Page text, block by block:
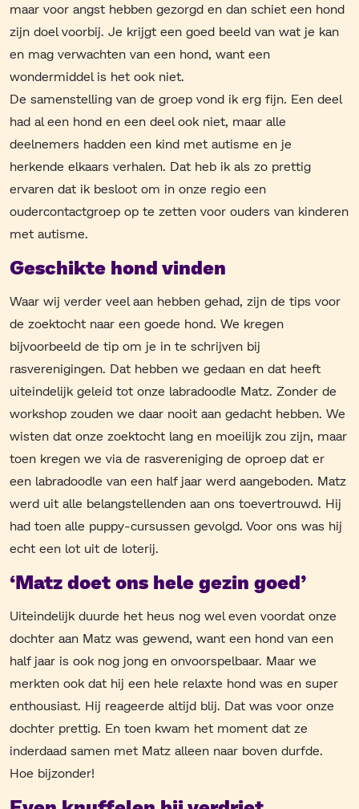
maar voor angst hebben gezorgd en dan schiet een hond
zijn doel voorbij. Je krijgt een goed beeld van wat je kan
en mag verwachten van een hond, want een
wondermiddel is het ook niet.
De samenstelling van de groep vond ik erg fijn. Een deel
had al een hond en een deel ook niet, maar alle
deelnemers hadden een kind met autisme en je
herkende elkaars verhalen. Dat heb ik als zo prettig
ervaren dat ik besloot om in onze regio een
oudercontactgroep op te zetten voor ouders van kinderen
met autisme.
Geschikte hond vinden
Waar wij verder veel aan hebben gehad, zijn de tips voor
de zoektocht naar een goede hond. We kregen
bijvoorbeeld de tip om je in te schrijven bij
rasverenigingen. Dat hebben we gedaan en dat heeft
uiteindelijk geleid tot onze labradoodle Matz. Zonder de
workshop zouden we daar nooit aan gedacht hebben. We
wisten dat onze zoektocht lang en moeilijk zou zijn, maar
toen kregen we via de rasvereniging de oproep dat er
een labradoodle van een half jaar werd aangeboden. Matz
werd uit alle belangstellenden aan ons toevertrouwd. Hij
had toen alle puppy-cursussen gevolgd. Voor ons was hij
echt een lot uit de loterij.
‘Matz doet ons hele gezin goed’
Uiteindelijk duurde het heus nog wel even voordat onze
dochter aan Matz was gewend, want een hond van een
half jaar is ook nog jong en onvoorspelbaar. Maar we
merkten ook dat hij een hele relaxte hond was en super
enthousiast. Hij reageerde altijd blij. Dat was voor onze
dochter prettig. En toen kwam het moment dat ze
inderdaad samen met Matz alleen naar boven durfde.
Hoe bijzonder!